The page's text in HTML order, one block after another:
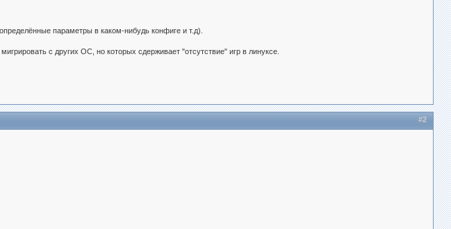
параметры в каком-нибудь конфиге и т.д).
с других ОС, но которых сдерживает "отсутствие" игр в линуксе.
#2